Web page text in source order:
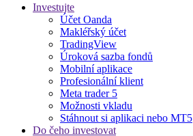
Investujte
Účet Oanda
Makléřský účet
TradingView
Úroková sazba fondů
Mobilní aplikace
Profesionální klient
Meta trader 5
Možnosti vkladu
Stáhnout si aplikaci nebo MT5
Do čeho investovat